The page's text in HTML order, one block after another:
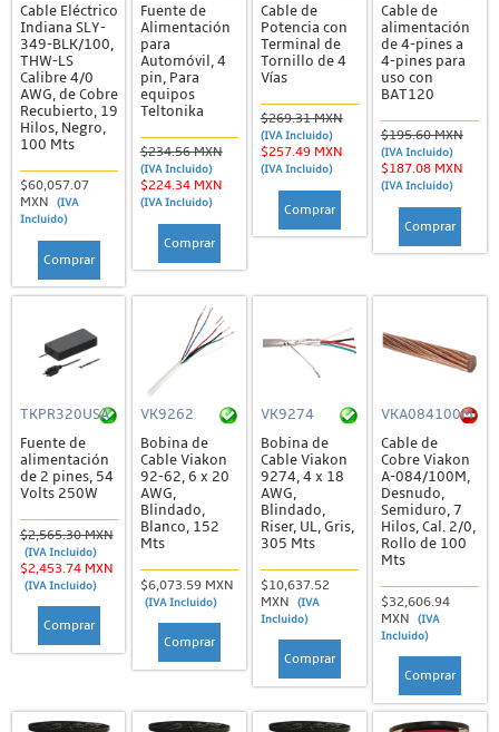
Cable Eléctrico
Indiana SLY-
349-BLK/100,
THW-LS
Calibre 4/0
AWG, de Cobre
Recubierto, 19
Hilos, Negro,
100 Mts
$60,057.07
MXN
(IVA
Incluido)
Comprar
Fuente de
Alimentación
para
Automóvil, 4
pin, Para
equipos
Teltonika
$234.56 MXN
(IVA Incluido)
$224.34 MXN
(IVA Incluido)
Comprar
Cable de
Potencia con
Terminal de
Tornillo de 4
Vías
$269.31 MXN
(IVA Incluido)
$257.49 MXN
(IVA Incluido)
Comprar
Cable de
alimentación
de 4-pines a
4-pines para
uso con
BAT120
$195.60 MXN
(IVA Incluido)
$187.08 MXN
(IVA Incluido)
Comprar
TKPR320USA
Fuente de
alimentación
de 2 pines, 54
Volts 250W
$2,565.30 MXN
(IVA Incluido)
$2,453.74 MXN
(IVA Incluido)
Comprar
VK9262
Bobina de
Cable Viakon
92-62, 6 x 20
AWG,
Blindado,
Blanco, 152
Mts
$6,073.59 MXN
(IVA Incluido)
Comprar
VK9274
Bobina de
Cable Viakon
9274, 4 x 18
AWG,
Blindado,
Riser, UL, Gris,
305 Mts
$10,637.52
MXN
(IVA
Incluido)
Comprar
VKA084100M
Cable de
Cobre Viakon
A-084/100M,
Desnudo,
Semiduro, 7
Hilos, Cal. 2/0,
Rollo de 100
Mts
$32,606.94
MXN
(IVA
Incluido)
Comprar